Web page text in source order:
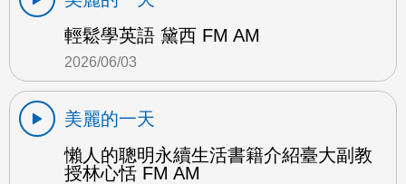
輕鬆學英語 黛西 FM AM
2026/06/03
美麗的一天
懶人的聰明永續生活書籍介紹臺大副教
授林心恬 FM AM